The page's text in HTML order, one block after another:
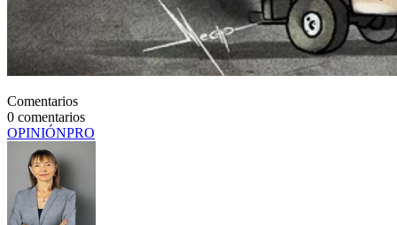
Comentarios
0 comentarios
OPINIÓNPRO